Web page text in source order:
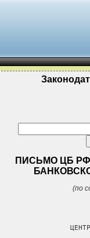
ПИСЬМО ЦБ РФ
(по